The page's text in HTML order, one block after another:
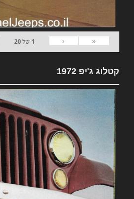
«
‹
1 של20
קטלוג ג'יפ 1972